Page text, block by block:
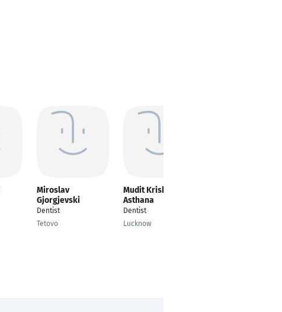
Miroslav
Gjorgjevski
Dentist
Tetovo
Mudit Krishna
Asthana
Dentist
Lucknow